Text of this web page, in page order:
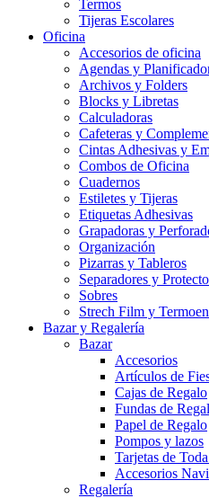
Termos
Tijeras Escolares
Oficina
Accesorios de oficina
Agendas y
Archivos y Folders
Blocks y Libretas
Calculadoras
Cafeteras y
Cintas Adhesivas y
Combos de Oficina
Cuadernos
Estiletes y Tijeras
Etiquetas Adhesivas
Grapadoras y
Organización
Pizarras y Tableros
Separadores y
Sobres
Strech Film y
Bazar y Regalería
Bazar
Accesorios
Artículos de
Cajas de Regalo
Fundas de
Papel de Regalo
Pompos y lazos
Tarjetas de
Accesorios
Regalería